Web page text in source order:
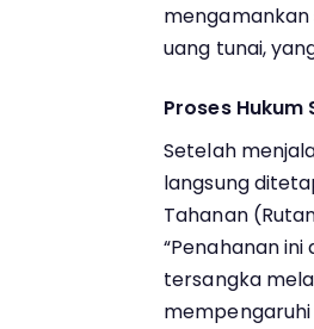
uang tunai,
Proses Hukum
Setelah
langsung
Tahanan
“Penahanan
tersangka
mempengaruhi